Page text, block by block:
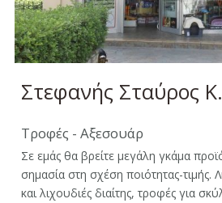
Στεφανής Σταύρος Κ.
Τροφές - Αξεσουάρ
Σε εμάς θα βρείτε μεγάλη γκάμα
σημασία στη σχέση ποιότητας-τιμής.
και λιχουδιές διαίτης, τροφές για